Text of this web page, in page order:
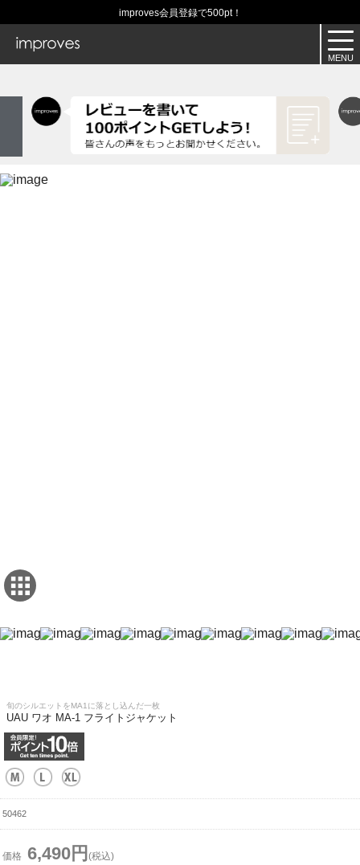
improves会員登録で500pt！
旬のシルエットをMA1に落とし込んだ一枚
UAU ワオ MA-1 フライトジャケット
50462
価格 6,490円 (税込)